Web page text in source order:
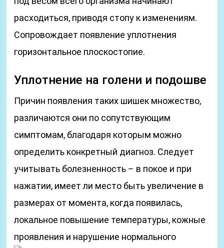
расходиться, приводя стопу к изменениям.
Сопровождает появление уплотнения
горизонтальное плоскостопие.
Уплотнение на голени и подошве
Причин появления таких шишек множество,
различаются они по сопутствующим
симптомам, благодаря которым можно
определить конкретный диагноз. Следует
учитывать болезненность – в покое и при
нажатии, имеет ли место быть увеличение в
размерах от момента, когда появилась,
локальное повышение температуры, кожные
проявления и нарушение нормального